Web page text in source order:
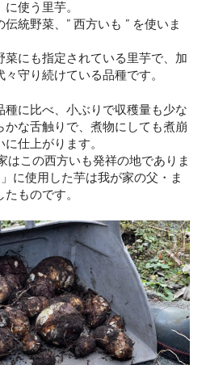
使う里芋。
統野菜、” 西方いも ” を使いま
にも指定されている里芋で、加
守り続けている品種です。
に比べ、小ぶりで収穫量も少な
かな舌触りで、煮物にしても煮崩
仕上がります。
はこの西方いも発祥の地でありま
に使用した芋は我が家の父・ま
ものです。